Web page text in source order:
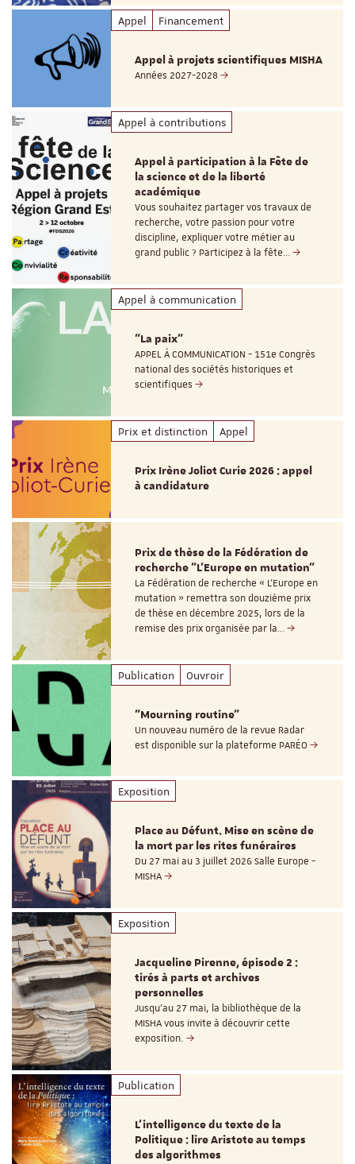
Appel Financement
Appel à projets scientifiques MISHA
Années 2027-2028
Appel à contributions
Appel à participation à la Fête de
la science et de la liberté
académique
Vous souhaitez partager vos travaux de
recherche, votre passion pour votre
discipline, expliquer votre métier au
grand public ? Participez à la fête…
Appel à communication
"La paix"
APPEL À COMMUNICATION - 151e Congrès
national des sociétés historiques et
scientifiques
Prix et distinction Appel
Prix Irène Joliot Curie 2026 : appel
à candidature
Prix de thèse de la Fédération de
recherche "L’Europe en mutation"
La Fédération de recherche « L’Europe en
mutation » remettra son douzième prix
de thèse en décembre 2025, lors de la
remise des prix organisée par la…
Publication Ouvroir
"Mourning routine"
Un nouveau numéro de la revue Radar
est disponible sur la plateforme PARÉO
Exposition
Place au Défunt. Mise en scène de
la mort par les rites funéraires
Du 27 mai au 3 juillet 2026 Salle Europe -
MISHA
Exposition
Jacqueline Pirenne, épisode 2 :
tirés à parts et archives
personnelles
Jusqu’au 27 mai, la bibliothèque de la
MISHA vous invite à découvrir cette
exposition.
Publication
L’intelligence du texte de la
Politique : lire Aristote au temps
des algorithmes